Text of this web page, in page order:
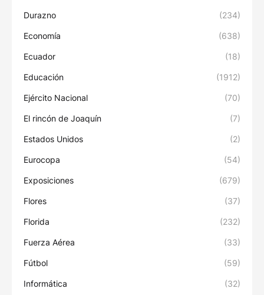
Durazno (234)
Economía (638)
Ecuador (18)
Educación (1912)
Ejército Nacional (70)
El rincón de Joaquín (7)
Estados Unidos (2)
Eurocopa (54)
Exposiciones (679)
Flores (37)
Florida (232)
Fuerza Aérea (33)
Fútbol (59)
Informática (32)